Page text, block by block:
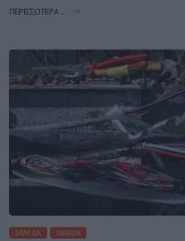
ΠΕΡΙΣΣΌΤΕΡΑ ...
ΕΛΛΆΔΑ MIRROR